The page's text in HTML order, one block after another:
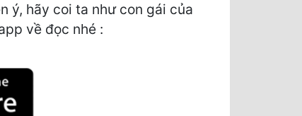
ý, hãy coi ta như con gái của
về đọc nhé :